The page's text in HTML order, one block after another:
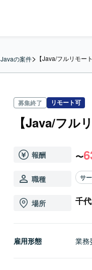
Javaの案件> 【Java/フルリモー
募集終了 リモート可
【Java/フル
報酬 〜
職種 サ
場所 千
雇用形態 業務